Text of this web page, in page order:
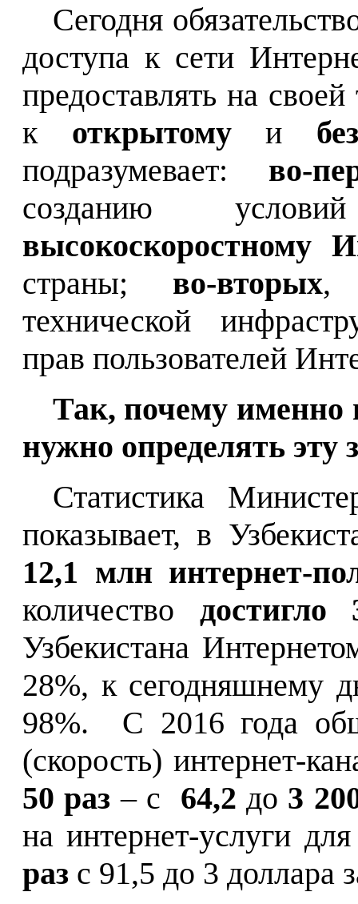
Сегодня
доступа к сети
предоставлять на
к открытомуи
подразумевает: во-
созданию
высокоскоростному
страны; во-вторых,
технической
прав пользователей
Так, почему именно
нужно определять эту
Статистика
показывает, в
12,1 млн интернет-
количество
Узбекистана
28%, к сегодняшнему
98%. С 2016 года
(скорость) интернет-
50 раз – с 64,2до 3
на интернет-услуги
раз с 91,5 до 3 доллара